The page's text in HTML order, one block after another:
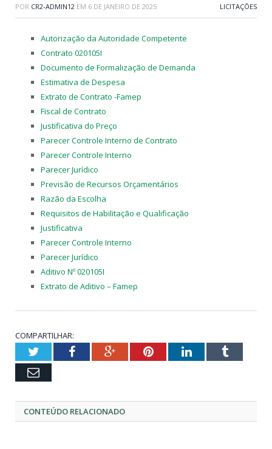
POR CR2-ADMIN12 EM 6 DE JANEIRO DE 2025 LICITAÇÕES
Autorização da Autoridade Competente
Contrato 020105I
Documento de Formalização de Demanda
Estimativa de Despesa
Extrato de Contrato -Famep
Fiscal de Contrato
Justificativa do Preço
Parecer Controle Interno de Contrato
Parecer Controle Interno
Parecer Jurídico
Previsão de Recursos Orçamentários
Razão da Escolha
Requisitos de Habilitação e Qualificação
Justificativa
Parecer Controle Interno
Parecer Jurídico
Aditivo Nº 020105I
Extrato de Aditivo – Famep
COMPARTILHAR:
TwitterFacebookGoogle+PinterestLinkedInTumblr
Email
CONTEÚDO RELACIONADO